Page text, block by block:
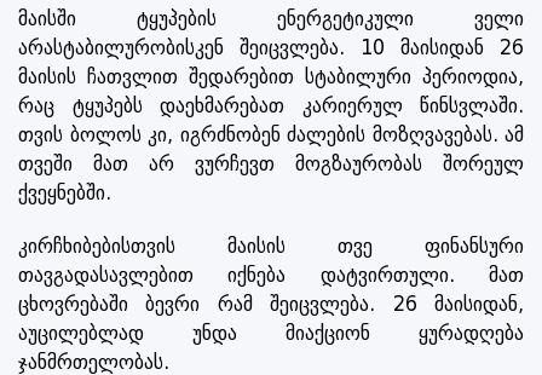
მაისში ტყუპების ენერგეტიკული ველი
არასტაბილურობისკენ შეიცვლება. 10 მაისიდან 26
მაისის ჩათვლით შედარებით სტაბილური პერიოდია,
რაც ტყუპებს დაეხმარებათ კარიერულ წინსვლაში.
თვის ბოლოს კი, იგრძნობენ ძალების მოზღვავებას. ამ
თვეში მათ არ ვურჩევთ მოგზაურობას შორეულ
ქვეყნებში.
კირჩხიბებისთვის მაისის თვე ფინანსური
თავგადასავლებით იქნება დატვირთული. მათ
ცხოვრებაში ბევრი რამ შეიცვლება. 26 მაისიდან,
აუცილებლად უნდა მიაქციონ ყურადღება
ჯანმრთელობას.